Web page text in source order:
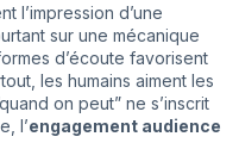
l’impression d’une
sur une mécanique
d’écoute favorisent
les humains aiment les
on peut” ne s’inscrit
l’engagement audience